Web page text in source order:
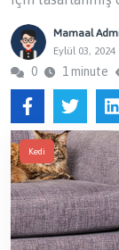
Mamaal
Eylül 03, 2024
0 1 minute
Kedi